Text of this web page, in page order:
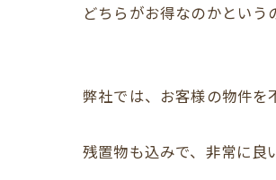
どちらがお得なのかという
弊社では、お客様の物件を
残置物も込みで、非常に良